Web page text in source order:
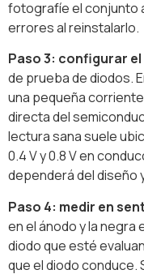
fotografíe el conjunto
errores al reinstalarlo.
Paso 3: configurar
de prueba de diodos.
una pequeña
directa del
lectura sana suele
0.4 V y 0.8 V en
dependerá del diseño
Paso 4: medir en
en el ánodo y la
diodo que esté
que el diodo conduce.